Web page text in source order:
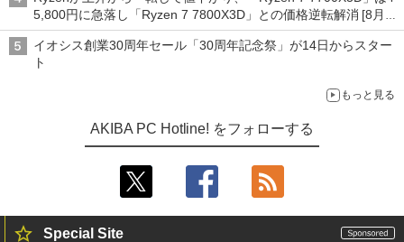
5,800円に急落し「Ryzen 7 7800X3D」との価格逆転解消 [8月前
半のCPU価格]
イオシス創業30周年セール「30周年記念祭」が14日からスター
ト
もっと見る
AKIBA PC Hotline! をフォローする
Special Site